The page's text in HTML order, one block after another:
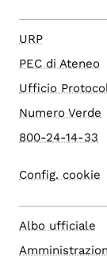
URP
PEC di Ateneo
Ufficio
Numero Verde
800-24-14-33
Config. cookie
Albo ufficiale